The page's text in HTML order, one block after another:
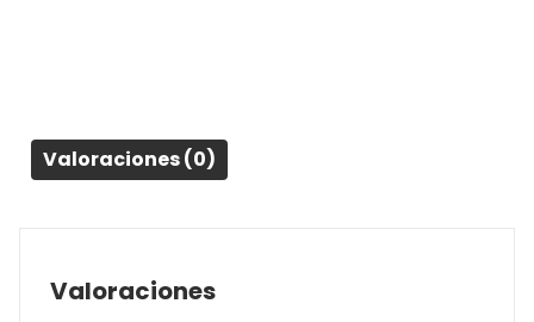
Valoraciones (0)
Valoraciones